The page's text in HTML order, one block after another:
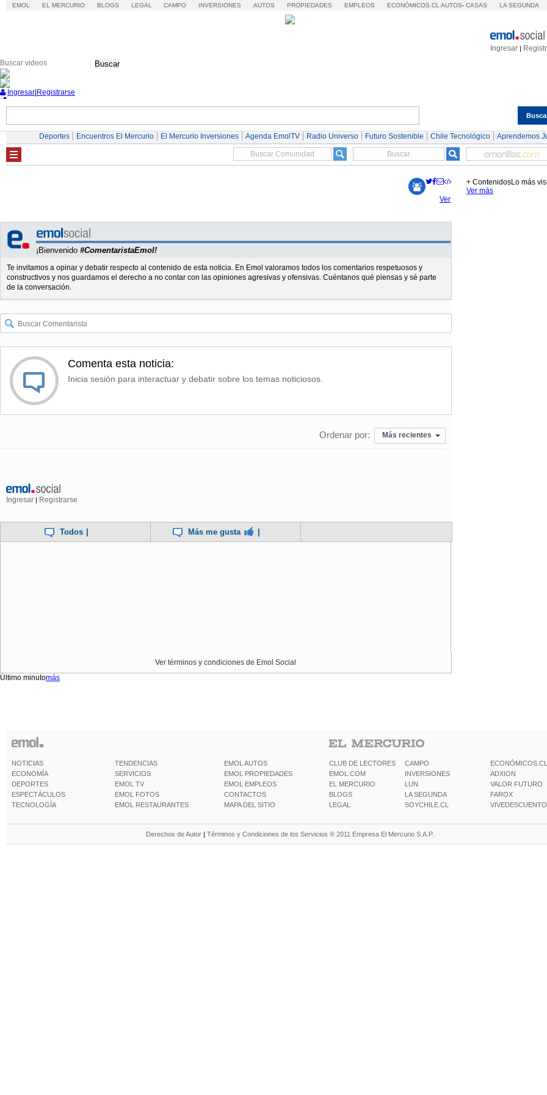
EMOL EL MERCURIO BLOGS LEGAL CAMPO INVERSIONES AUTOS PROPIEDADES EMPLEOS ECONÓMICOS.CL AUTOS- CASAS LA SEGUNDA
Ingresar |
Buscar
Ingresar Registrarse
Deportes Encuentros El Mercurio El Mercurio Inversiones Agenda EmolTV Radio Universo Futuro Sostenible Chile Tecnológico Aprendemos
¡Bienvenido #ComentaristaEmol!
Te invitamos a opinar y debatir respecto al contenido de esta noticia. En Emol valoramos todos los comentarios respetuosos y
constructivos y nos guardamos el derecho a no contar con las opiniones agresivas y ofensivas. Cuéntanos qué piensas y sé parte
de la conversación.
Comenta esta noticia:
Inicia sesión para interactuar y debatir sobre los temas noticiosos.
Ordenar por: Más recientes
Ingresar | Registrarse
Todos | Más me gusta |
Ver términos y condiciones de Emol Social
Último minuto
Ver
más
Lo más
+ Contenidos
Ver más
NOTICIAS
ECONOMÍA
DEPORTES
ESPECTÁCULOS
TECNOLOGÍA
TENDENCIAS
SERVICIOS
EMOL TV
EMOL FOTOS
EMOL RESTAURANTES
EMOL AUTOS
EMOL PROPIEDADES
EMOL EMPLEOS
CONTACTOS
MAPA DEL SITIO
CLUB DE LECTORES
EMOL.COM
EL MERCURIO
BLOGS
LEGAL
CAMPO
INVERSIONES
LUN
LA SEGUNDA
SOYCHILE.CL
ECONÓMICOS.CL
ADXION
VALOR FUTURO
FAROX
Derechos de Autor | Términos y Condiciones de los Servicios ® 2011 Empresa El Mercurio S.A.P.